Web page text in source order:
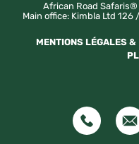
African Road Safaris®
Main office: Kimbla Ltd 126
MENTIONS LÉGALES &